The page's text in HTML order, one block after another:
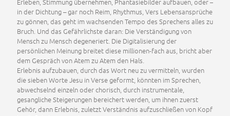
in der Dichtung – gar noch Reim, Rhythmus, Vers Lebensansprüche
zu gönnen, das geht im wachsenden Tempo des Sprechens alles zu
Bruch. Und das Gefährlichste daran: Die Verständigung von
Mensch zu Mensch degeneriert. Die Digitalisierung der
persönlichen Meinung breitet diese millionen-fach aus, bricht aber
dem Gespräch von Atem zu Atem den Hals.
Erlebnis aufzubauen, durch das Wort neu zu vermitteln, wurden
die sieben Worte Jesu in Verse geformt, könnten im Sprechen,
abwechselnd einzeln oder chorisch, durch instrumentale,
gesangliche Steigerungen bereichert werden, um ihnen zuerst
Gehör, dann Erlebnis, zuletzt Verständnis aufzuschließen von Kopf